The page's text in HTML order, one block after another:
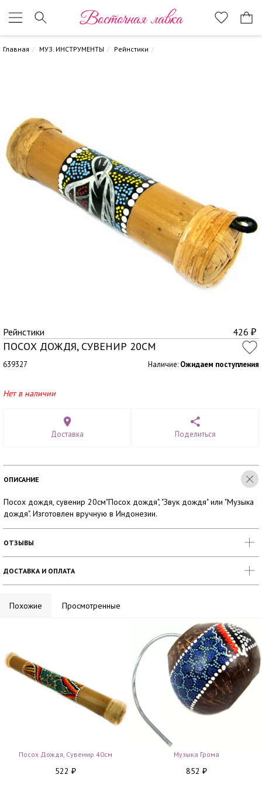
Восточная лавка
Главная МУЗ. ИНСТРУМЕНТЫ Рейнстики
Рейнстики 426 ₽
ПОСОХ ДОЖДЯ, СУВЕНИР 20СМ
639327 Наличие: Ожидаем поступления
Нет в наличии
Доставка Поделиться
ОПИСАНИЕ
Посох дождя, сувенир 20см"Посох дождя", "Звук дождя" или "Музыка
дождя". Изготовлен вручную в Индонезии.
ОТЗЫВЫ
ДОСТАВКА И ОПЛАТА
Похожие Просмотренные
Посох Дождя, Сувенир 40см
522 ₽
Музыка Грома
852 ₽